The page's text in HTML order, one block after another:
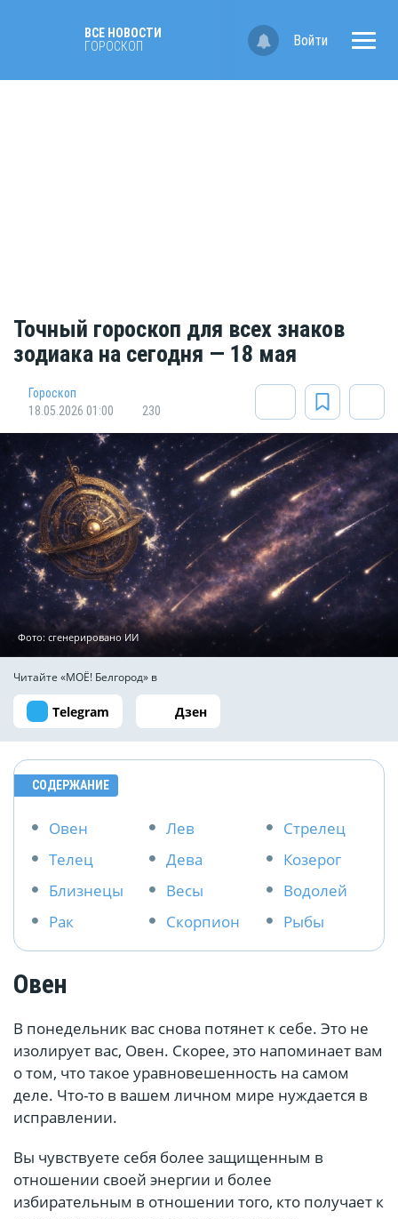
ВСЕ НОВОСТИ
ГОРОСКОП
Войти
Точный гороскоп для всех знаков
зодиака на сегодня — 18 мая
Гороскоп
18.05.2026 01:00
230
Фото: сгенерировано ИИ
Читайте «МОЁ! Белгород» в
Telegram Дзен
СОДЕРЖАНИЕ
Овен
Телец
Близнецы
Рак
Лев
Дева
Весы
Скорпион
Стрелец
Козерог
Водолей
Рыбы
Овен
В понедельник вас снова потянет к себе. Это не
изолирует вас, Овен. Скорее, это напоминает вам
о том, что такое уравновешенность на самом
деле. Что-то в вашем личном мире нуждается в
исправлении.
Вы чувствуете себя более защищенным в
отношении своей энергии и более
избирательным в отношении того, кто получает к